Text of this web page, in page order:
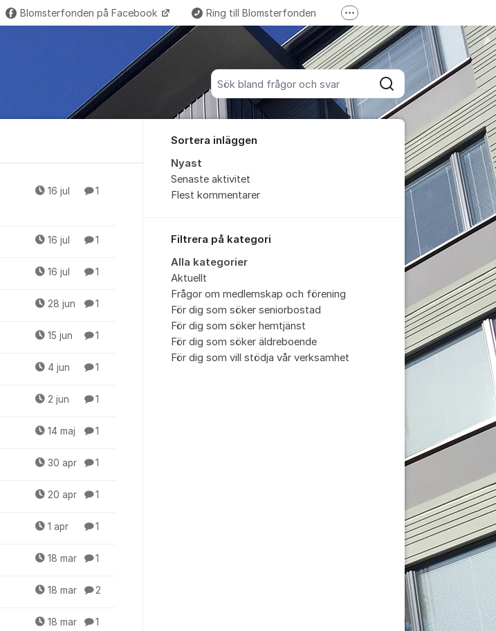
Sök bland alla inlägg
Sök
Blomsterfonden på Facebook Ring till Blomsterfonden
Bli medlem i Blomsterfonden
Fler supportlänkar
16 jul 1
16 jul 1
16 jul 1
28 jun 1
15 jun 1
4 jun 1
2 jun 1
14 maj 1
30 apr 1
20 apr 1
1 apr 1
18 mar 1
18 mar 2
18 mar 1
Sortera inläggen
Nyast
Senaste aktivitet
Flest kommentarer
Filtrera på kategori
Alla kategorier
Aktuellt
Frågor om medlemskap och förening
För dig som söker seniorbostad
För dig som söker hemtjänst
För dig som söker äldreboende
För dig som vill stödja vår verksamhet